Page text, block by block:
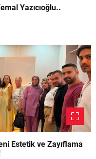
”Mehmet Kemal Yazıcıoğlu..
Estetik ve Zayıflama